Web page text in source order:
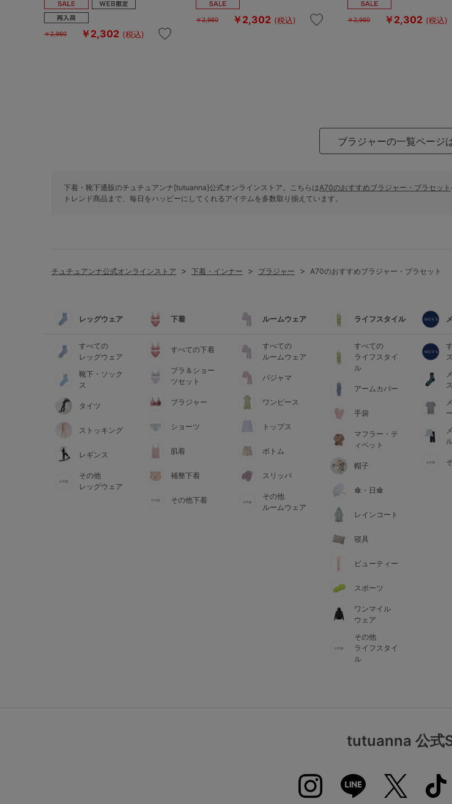
￥2,960 ￥2,302 (税込)
￥2,960 ￥2,302 (税込) ￥2,960 ￥2,302 (税込)
ブラジャーの一覧ページ
下着・靴下通販のチュチュアンナ[tutuanna]公式オンラインストア。こちらはA70のおすすめブラジャー・ブラセット
トレンド商品まで、毎日をハッピーにしてくれるアイテムを多数取り揃えています。
チュチュアンナ公式オンラインストア 下着・インナー ブラジャー A70のおすすめブラジャー・ブラセット
レッグウェア
すべての
レッグウェア
靴下・ソック
ス
タイツ
ストッキング
レギンス
その他
レッグウェア
下着
すべての下着
ブラ＆ショー
ツセット
ブラジャー
ショーツ
肌着
補整下着
その他下着
ルームウェア
すべての
ルームウェア
パジャマ
ワンピース
トップス
ボトム
スリッパ
その他
ルームウェア
ライフスタイル
すべての
ライフスタイ
ル
アームカバー
手袋
マフラー・テ
ィペット
帽子
傘・日傘
レインコート
寝具
ビューティー
スポーツ
ワンマイル
ウェア
その他
ライフスタイ
ル
ス
ー
tutuanna 公式